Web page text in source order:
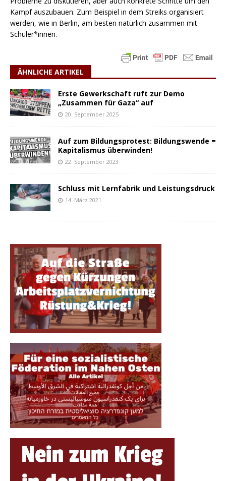
Kampf auszubauen. Zum Beispiel in dem Streiks organisiert
werden, wie in Berlin, am besten natürlich zusammen mit
Schüler*innen.
ÄHNLICHE ARTIKEL
Erste Gewerkschaft ruft zur Demo
„Zusammen für Gaza“ auf
20. September 2025
Auf zum Bildungsprotest: Bildungswende =
Kapitalismus überwinden!
22. September 2023
Schluss mit Lernfabrik und Leistungsdruck
14. März 2021